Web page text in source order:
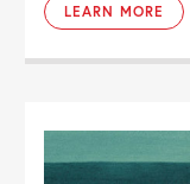
LEARN MORE